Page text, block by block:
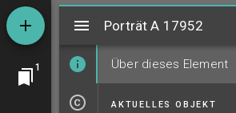
1
MiradorPorträt A 17952
Über dieses Element
AKTUELLES OBJEKT
Porträt A 17952